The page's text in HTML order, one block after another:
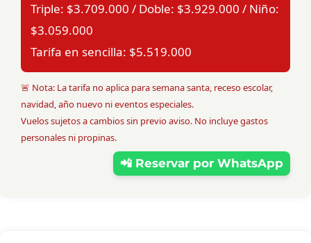
Triple: $3.709.000 / Doble: $3.929.000 / Niño:
$3.059.000
Tarifa en sencilla: $5.519.000
🚨 Nota: La tarifa no aplica para semana santa, receso escolar,
navidad, año nuevo ni eventos especiales.
Vuelos sujetos a cambios sin previo aviso. No incluye gastos
personales ni propinas.
📲 Reservar por WhatsApp